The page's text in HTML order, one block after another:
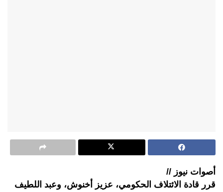
أصوات نيوز //
قرر قادة الائتلاف الحكومي، عزيز أخنوش، وعبد اللطيف